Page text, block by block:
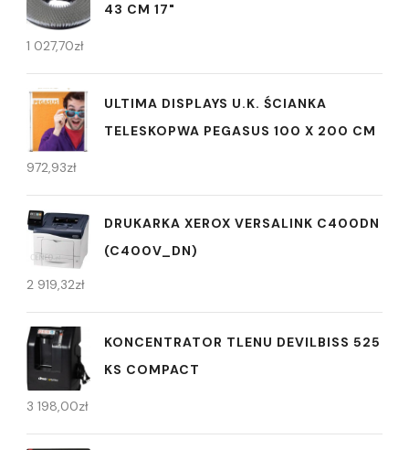
43 CM 17"
1 027,70zł
ULTIMA DISPLAYS U.K. ŚCIANKA
TELESKOPWA PEGASUS 100 X 200 CM
972,93zł
DRUKARKA XEROX VERSALINK C400DN
(C400V_DN)
2 919,32zł
KONCENTRATOR TLENU DEVILBISS 525
KS COMPACT
3 198,00zł